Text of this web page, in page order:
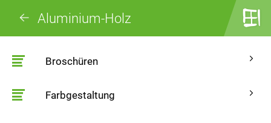
Aluminium-Holz
Broschüren
Farbgestaltung